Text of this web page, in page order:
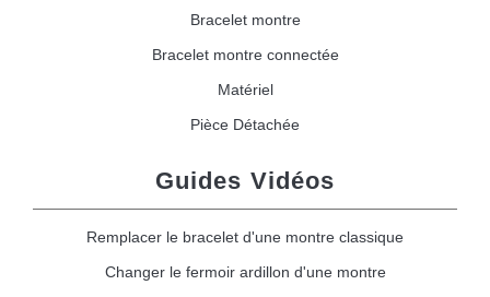
Bracelet montre
Bracelet montre connectée
Matériel
Pièce Détachée
Guides Vidéos
Remplacer le bracelet d'une montre classique
Changer le fermoir ardillon d'une montre